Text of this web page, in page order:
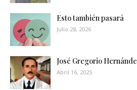
Esto también pasará
Julio 28, 2026
José Gregorio
Abril 16, 2025